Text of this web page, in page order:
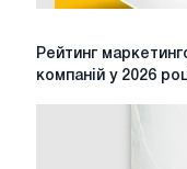
Рейтинг
маркетингових
Рейтинг
компаній у 2026